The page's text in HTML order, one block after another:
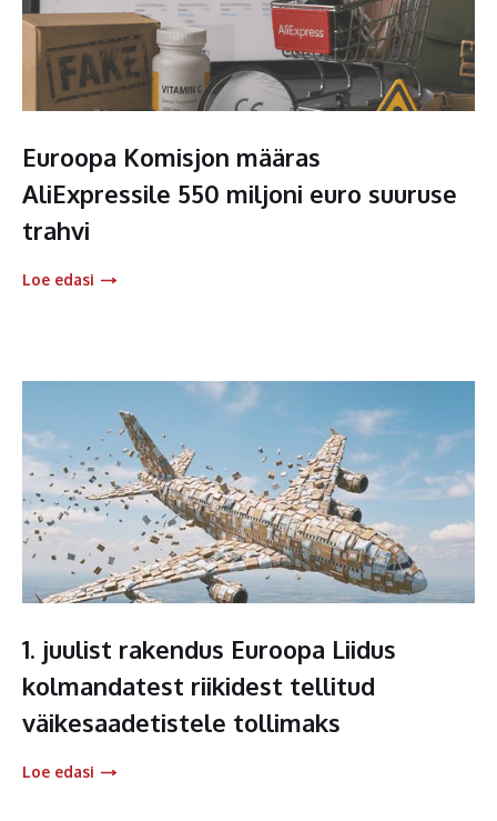
Euroopa Komisjon määras
AliExpressile 550 miljoni euro suuruse
trahvi
Loe edasi
1. juulist rakendus Euroopa Liidus
kolmandatest riikidest tellitud
väikesaadetistele tollimaks
Loe edasi